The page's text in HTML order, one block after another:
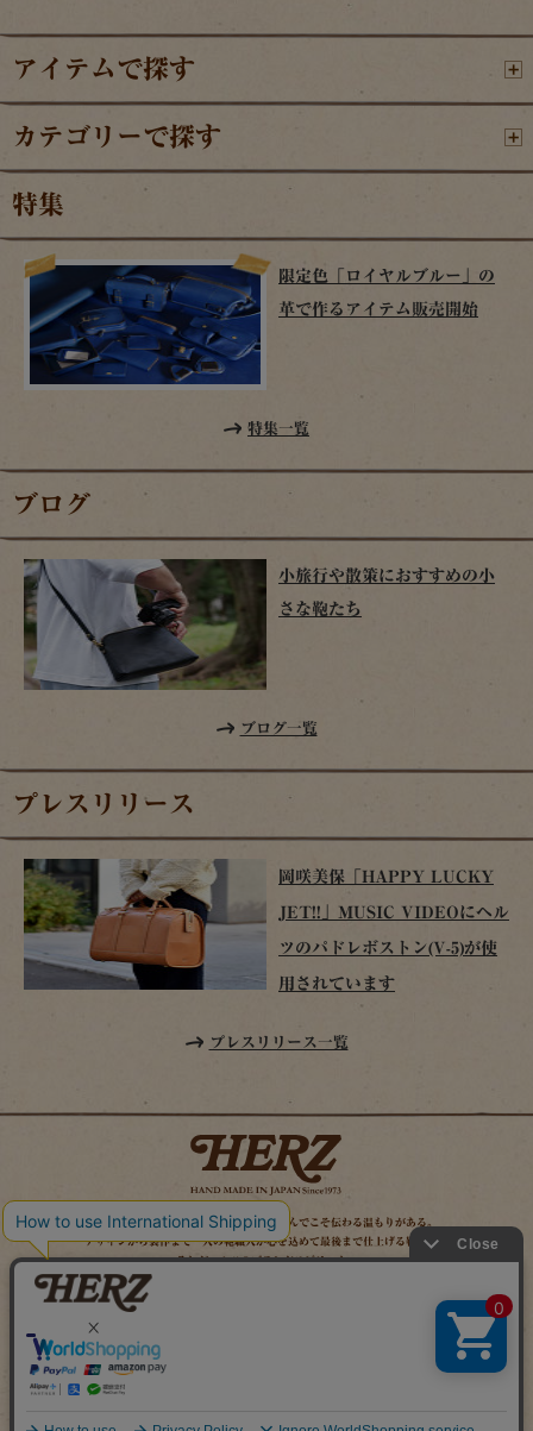
アイテムで探す
カテゴリーで探す
特集
限定色「ロイヤルブルー」の
革で作るアイテム販売開始
特集一覧
ブログ
小旅行や散策におすすめの小
さな鞄たち
ブログ一覧
プレスリリース
岡咲美保「HAPPY LUCKY
JET!!」MUSIC VIDEOにヘル
ツのパドレボストン(V-5)が使
用されています
プレスリリース一覧
時を経てこそ解る味わいがある。使い込んでこそ伝わる温もりがある。
デザインから製作まで一人の鞄職人が心を込めて最後まで仕上げる鞄作り。
それがヘルツのブランドスピリット。
MAIL MAGAZINE
X（旧TWITTER）
YOUTUBE